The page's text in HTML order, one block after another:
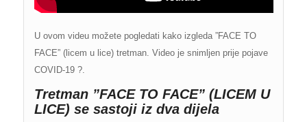
U ovom videu možete pogledati kako izgleda ”FACE TO
FACE” (licem u lice) tretman. Video je snimljen prije pojave
COVID-19 ?.
Tretman ”FACE TO FACE” (LICEM U
LICE) se sastoji iz dva dijela